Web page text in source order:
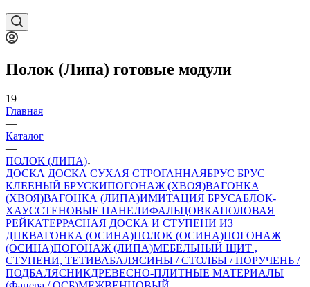
Полок (Липа) готовые модули
19
Главная
—
Каталог
—
ПОЛОК (ЛИПА)
ДОСКА ДОСКА СУХАЯ СТРОГАННАЯБРУС БРУС
КЛЕЕНЫЙ БРУСКИПОГОНАЖ (ХВОЯ)ВАГОНКА
(ХВОЯ)ВАГОНКА (ЛИПА)ИМИТАЦИЯ БРУСАБЛОК-
ХАУССТЕНОВЫЕ ПАНЕЛИФАЛЬЦОВКАПОЛОВАЯ
РЕЙКАТЕРРАСНАЯ ДОСКА И СТУПЕНИ ИЗ
ДПКВАГОНКА (ОСИНА)ПОЛОК (ОСИНА)ПОГОНАЖ
(ОСИНА)ПОГОНАЖ (ЛИПА)МЕБЕЛЬНЫЙ ЩИТ ,
СТУПЕНИ, ТЕТИВАБАЛЯСИНЫ / СТОЛБЫ / ПОРУЧЕНЬ /
ПОДБАЛЯСНИКДРЕВЕСНО-ПЛИТНЫЕ МАТЕРИАЛЫ